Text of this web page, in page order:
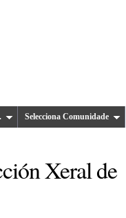
Selecciona Comunidade
Xeral de